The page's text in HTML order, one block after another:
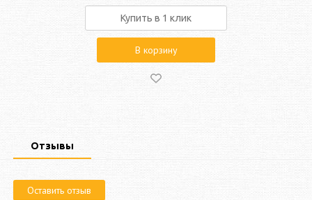
Купить в 1 клик
В корзину
Отзывы
Оставить отзыв